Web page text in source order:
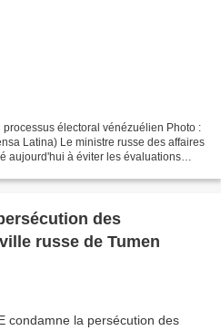
électoral vénézuélien Photo :
Latina) Le ministre russe des affaires
aujourd'hui à éviter les évaluations
des
russe de Tumen